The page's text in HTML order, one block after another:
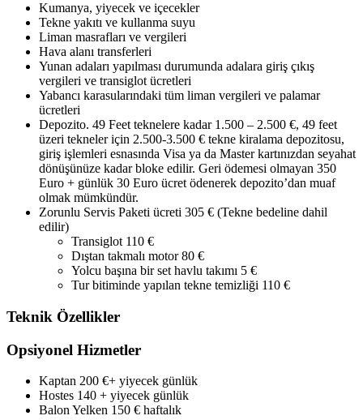
Kumanya, yiyecek ve içecekler
Tekne yakıtı ve kullanma suyu
Liman masrafları ve vergileri
Hava alanı transferleri
Yunan adaları yapılması durumunda adalara giriş çıkış
vergileri ve transiglot ücretleri
Yabancı karasularındaki tüm liman vergileri ve palamar
ücretleri
Depozito. 49 Feet teknelere kadar 1.500 – 2.500 €, 49 feet
üzeri tekneler için 2.500-3.500 € tekne kiralama depozitosu,
giriş işlemleri esnasında Visa ya da Master kartınızdan seyahat
dönüşünüze kadar bloke edilir. Geri ödemesi olmayan 350
Euro + günlük 30 Euro ücret ödenerek depozito’dan muaf
olmak mümkündür.
Zorunlu Servis Paketi ücreti 305 € (Tekne bedeline dahil
edilir)
Transiglot 110 €
Dıştan takmalı motor 80 €
Yolcu başına bir set havlu takımı 5 €
Tur bitiminde yapılan tekne temizliği 110 €
Teknik Özellikler
Opsiyonel Hizmetler
Kaptan 200 €+ yiyecek günlük
Hostes 140 + yiyecek günlük
Balon Yelken 150 € haftalık